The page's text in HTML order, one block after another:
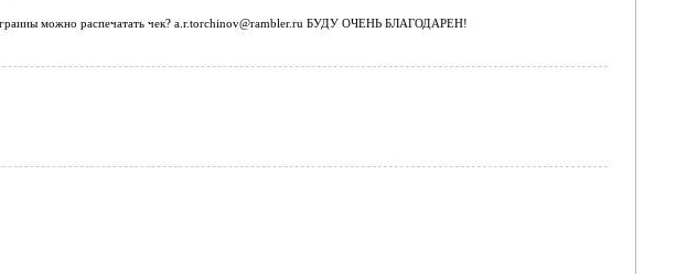
можно распечатать чек? a.r.torchinov@rambler.ru БУДУ ОЧЕНЬ БЛАГОДАРЕН!